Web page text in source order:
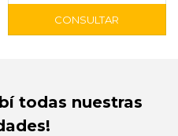
todas nuestras